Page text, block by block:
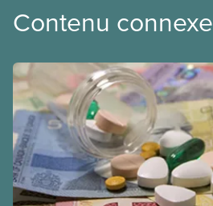
Contenu connexe